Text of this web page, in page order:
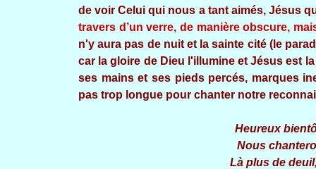
de voir Celui qui nous a tant aimés, Jésus
travers d’un verre, de manière obscure,
n'y aura pas de nuit et la sainte cité (le
car la gloire de Dieu l'illumine et Jésus est
ses mains et ses pieds percés, marques
pas trop longue pour chanter notre
Heureux
Nous
Là plus de